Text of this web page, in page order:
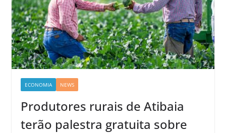
ECONOMIA NEWS
Produtores rurais de Atibaia
terão palestra gratuita sobre